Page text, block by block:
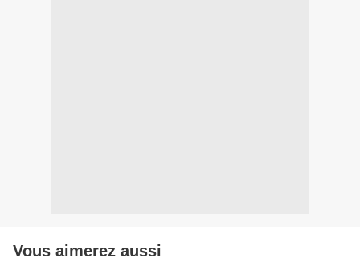
Vous aimerez aussi